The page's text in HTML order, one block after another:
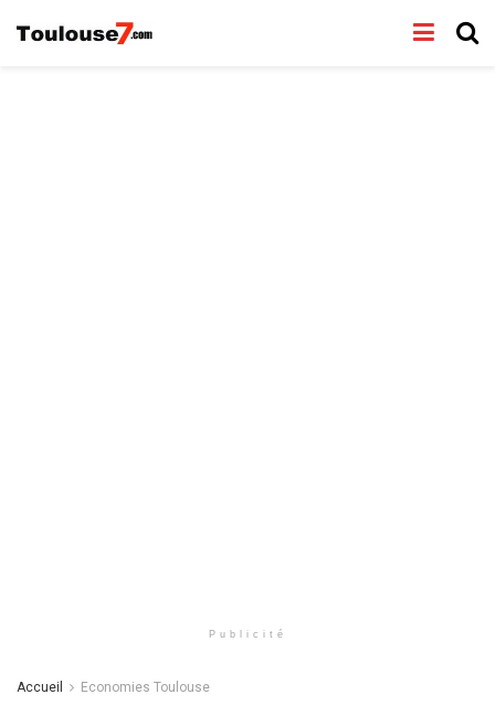
Publicité
Accueil Economies Toulouse